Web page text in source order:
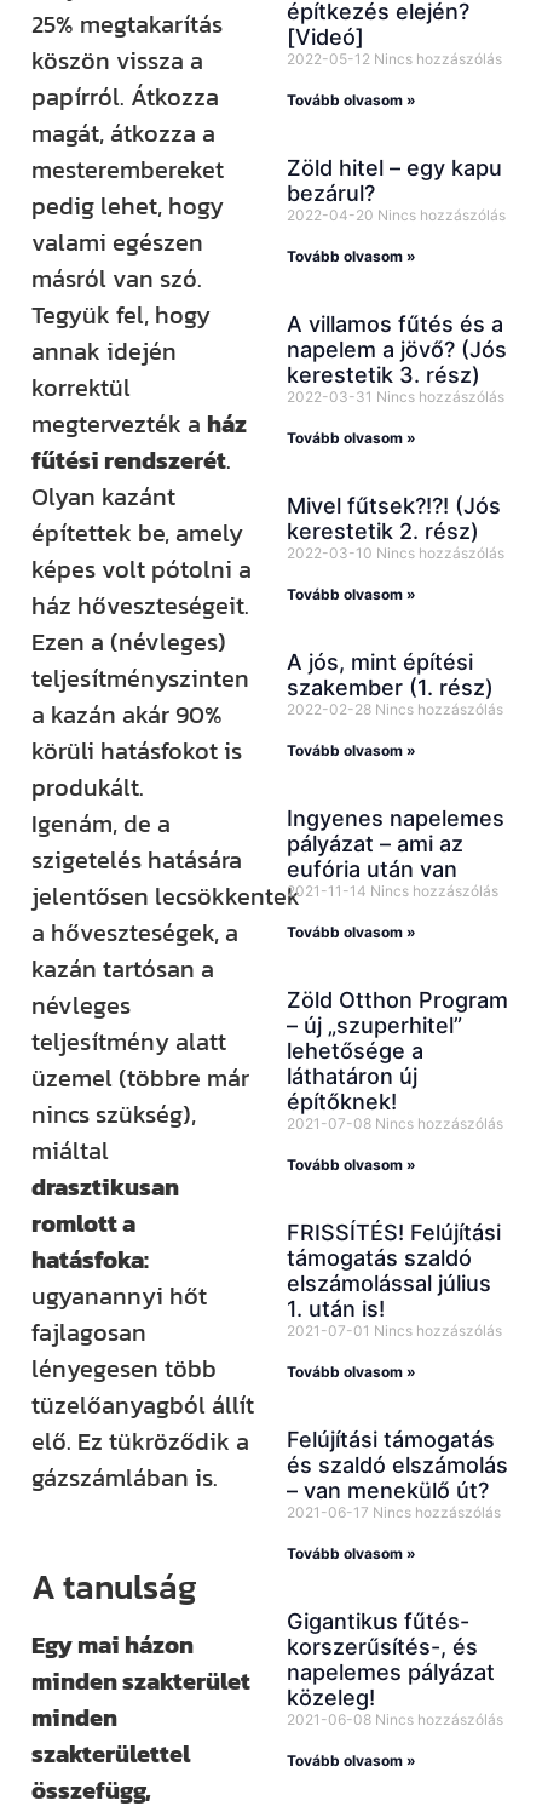
25% megtakarítás
köszön vissza a
papírról. Átkozza
magát, átkozza a
mesterembereket
pedig lehet, hogy
valami egészen
másról van szó.
Tegyük fel, hogy
annak idején
korrektül
megtervezték a ház
fűtési rendszerét.
Olyan kazánt
építettek be, amely
képes volt pótolni a
ház hőveszteségeit.
Ezen a (névleges)
teljesítményszinten
a kazán akár 90%
körüli hatásfokot is
produkált.
Igenám, de a
szigetelés hatására
jelentősen lecsökkentek
a hőveszteségek, a
kazán tartósan a
névleges
teljesítmény alatt
üzemel (többre már
nincs szükség),
miáltal
drasztikusan
romlott a
hatásfoka:
ugyanannyi hőt
fajlagosan
lényegesen több
tüzelőanyagból állít
elő. Ez tükröződik a
gázszámlában is.
A tanulság
Egy mai házon
minden szakterület
minden
szakterülettel
összefügg,
építkezés elején?
[Videó]
2022-05-12 Nincs hozzászólás
Tovább olvasom »
Zöld hitel – egy kapu
bezárul?
2022-04-20 Nincs hozzászólás
Tovább olvasom »
A villamos fűtés és a
napelem a jövő? (Jós
kerestetik 3. rész)
2022-03-31 Nincs hozzászólás
Tovább olvasom »
Mivel fűtsek?!?! (Jós
kerestetik 2. rész)
2022-03-10 Nincs hozzászólás
Tovább olvasom »
A jós, mint építési
szakember (1. rész)
2022-02-28 Nincs hozzászólás
Tovább olvasom »
Ingyenes napelemes
pályázat – ami az
eufória után van
2021-11-14 Nincs hozzászólás
Tovább olvasom »
Zöld Otthon Program
– új „szuperhitel”
lehetősége a
láthatáron új
építőknek!
2021-07-08 Nincs hozzászólás
Tovább olvasom »
FRISSÍTÉS! Felújítási
támogatás szaldó
elszámolással július
1. után is!
2021-07-01 Nincs hozzászólás
Tovább olvasom »
Felújítási támogatás
és szaldó elszámolás
– van menekülő út?
2021-06-17 Nincs hozzászólás
Tovább olvasom »
Gigantikus fűtés-
korszerűsítés-, és
napelemes pályázat
közeleg!
2021-06-08 Nincs hozzászólás
Tovább olvasom »